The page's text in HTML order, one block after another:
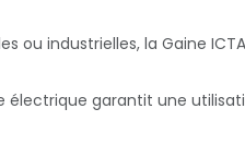
industrielles, la Gaine
garantit une